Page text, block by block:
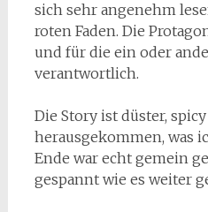
sich sehr angenehm
roten Faden. Die
und für die ein oder
verantwortlich.
Die Story ist düster,
herausgekommen, was
Ende war echt gemein
gespannt wie es weiter